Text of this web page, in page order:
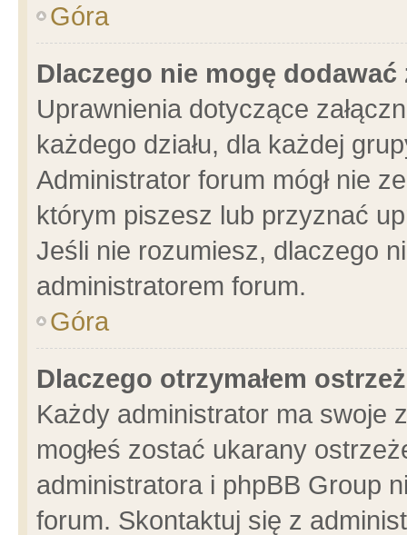
Góra
Dlaczego nie mogę dodawać
Uprawnienia dotyczące
każdego działu, dla każdej
Administrator forum mógł nie
którym piszesz lub przyznać
Jeśli nie rozumiesz, dlaczego
administratorem forum.
Góra
Dlaczego otrzymałem
Każdy administrator ma swoje
mogłeś zostać ukarany
administratora i phpBB Group
forum. Skontaktuj się z